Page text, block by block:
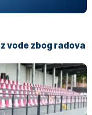
vode zbog radova